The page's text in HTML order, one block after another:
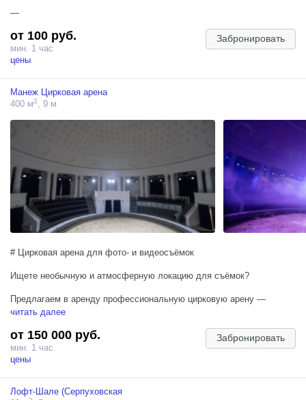
—
от 100 руб.
мин. 1 час
цены
Забронировать
Манеж Цирковая арена
400 м2, 9 м
# Цирковая арена для фото- и видеосъёмок
Ищете необычную и атмосферную локацию для съёмок?
Предлагаем в аренду профессиональную цирковую арену —
уникальное пространство для фото- и видеопроектов любого
В вашем распоряжении:
• Просторная круглая арена с аутентичной цирковой атмосферой;
• Цирковые дрессированные кони для участия в съёмках;
• Динамический свет, позволяющий создавать эффектные
читать далее
от 150 000 руб.
мин. 1 час
цены
Забронировать
Лофт-Шале (Серпуховская